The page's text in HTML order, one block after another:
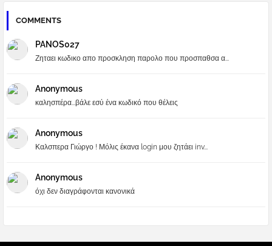
COMMENTS
PANOS027
Ζηταει κωδικο απο προσκληση παρολο που προσπαθσα α...
Anonymous
καλησπέρα...βάλε εσύ ένα κωδικό που θέλεις
Anonymous
Καλσπερα Γιώργο ! Μόλις έκανα login μου ζητάει inv...
Anonymous
όχι δεν διαγράφονται κανονικά